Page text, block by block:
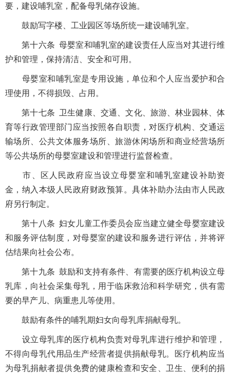
要，建设哺乳室，配备母乳储存设施。
鼓励写字楼、工业园区等场所统一建设哺乳室。
第十六条 母婴室和哺乳室的建设责任人应当对其进行维
护和管理，保持清洁、安全和可用。
母婴室和哺乳室是专用设施，单位和个人应当爱护和合
理使用，不得损毁、占用。
第十七条 卫生健康、交通、文化、旅游、林业园林、体
育等行政管理部门应当按照各自职责，对医疗机构、交通运
输场所、公共文体服务场所、旅游休闲场所和商业经营场所
等公共场所的母婴室建设和管理进行监督检查。
市、区人民政府应当设立母婴室和哺乳室建设补助资
金，纳入本级人民政府财政预算。具体补助办法由市人民政
府另行制定。
第十八条 妇女儿童工作委员会应当建立健全母婴室建设
和服务评估制度，对母婴室的建设和服务进行评估，并将评
估结果向社会公布。
第十九条 鼓励和支持有条件、有需要的医疗机构设立母
乳库，向社会采集母乳，用于临床救治和科学研究，供有需
要的早产儿、病重患儿等使用。
鼓励有条件的哺乳期妇女向母乳库捐献母乳。
设立母乳库的医疗机构负责对母乳库进行维护和管理，
不得向母乳代用品生产经营者提供捐献母乳。医疗机构应当
为母乳捐献者提供免费的健康检查和安全、卫生、便利的捐